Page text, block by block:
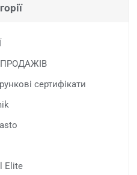
ПРОДАЖІВ
сертифікати
Elite